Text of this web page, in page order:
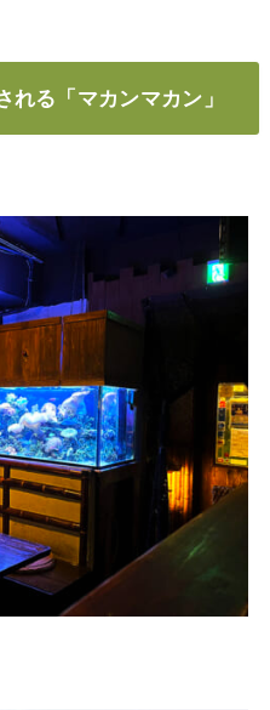
れる「マカンマカン」